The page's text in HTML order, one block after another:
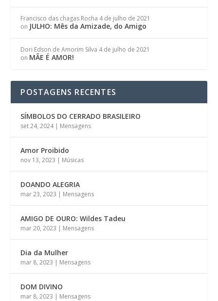
Francisco das chagas Rocha 4 de julho de 2021
on JULHO: Mês da Amizade, do Amigo
Dori Edson de Amorim Silva 4 de julho de 2021
on MÃE É AMOR!
POSTAGENS RECENTES
SÍMBOLOS DO CERRADO BRASILEIRO
set 24, 2024| Mensagens
Amor Proibido
nov 13, 2023 | Músicas
DOANDO ALEGRIA
mar 23, 2023 | Mensagens
AMIGO DE OURO: Wildes Tadeu
mar 20, 2023 | Mensagens
Dia da Mulher
mar 8, 2023 | Mensagens
DOM DIVINO
mar 8, 2023 | Mensagens